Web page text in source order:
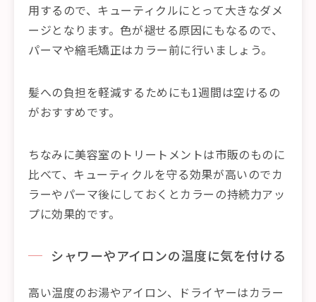
用するので、キューティクルにとって大きなダメ
ージとなります。色が褪せる原因にもなるので、
パーマや縮毛矯正はカラー前に行いましょう。
髪への負担を軽減するためにも1週間は空けるの
がおすすめです。
ちなみに美容室のトリートメントは市販のものに
比べて、キューティクルを守る効果が高いのでカ
ラーやパーマ後にしておくとカラーの持続力アッ
プに効果的です。
シャワーやアイロンの温度に気を付ける
高い温度のお湯やアイロン、ドライヤーはカラー